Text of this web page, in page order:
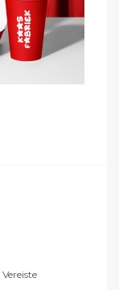
Vereiste